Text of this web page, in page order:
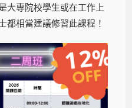
大專院校學生或在工作上
都相當建議修習此課程！